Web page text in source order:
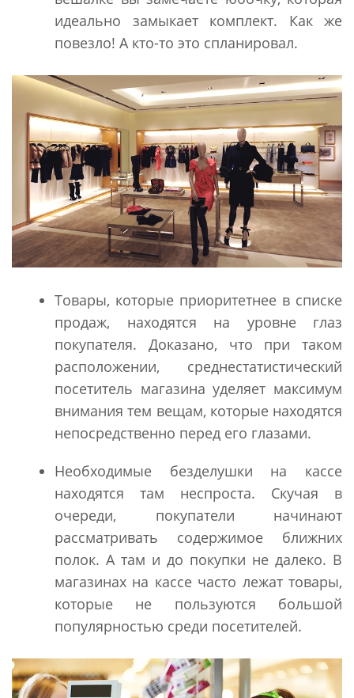
идеально замыкает комплект. Как же
повезло! А кто-то это спланировал.
Товары, которые приоритетнее в списке
продаж, находятся на уровне глаз
покупателя. Доказано, что при таком
расположении, среднестатистический
посетитель магазина уделяет максимум
внимания тем вещам, которые находятся
непосредственно перед его глазами.
Необходимые безделушки на кассе
находятся там неспроста. Скучая в
очереди, покупатели начинают
рассматривать содержимое ближних
полок. А там и до покупки не далеко. В
магазинах на кассе часто лежат товары,
которые не пользуются большой
популярностью среди посетителей.